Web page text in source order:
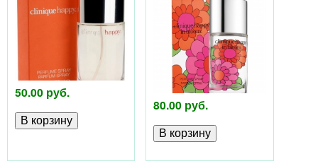
а
т
у
а
50.00 руб.
80.00 руб.